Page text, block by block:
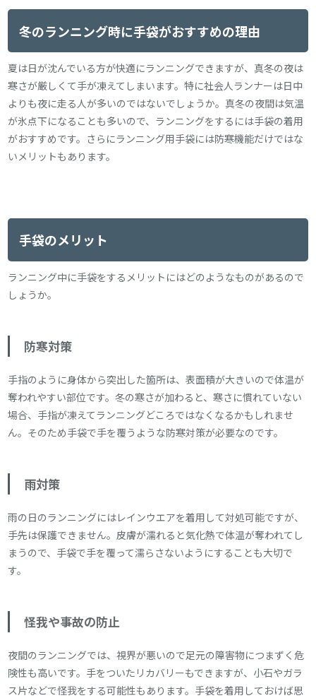
冬のランニング時に手袋がおすすめの理由
夏は日が沈んでいる方が快適にランニングできますが、真冬の夜は
寒さが厳しくて手が凍えてしまいます。特に社会人ランナーは日中
よりも夜に走る人が多いのではないでしょうか。真冬の夜間は気温
が氷点下になることも多いので、ランニングをするには手袋の着用
がおすすめです。さらにランニング用手袋には防寒機能だけではな
いメリットもあります。
手袋のメリット
ランニング中に手袋をするメリットにはどのようなものがあるので
しょうか。
防寒対策
手指のように身体から突出した箇所は、表面積が大きいので体温が
奪われやすい部位です。冬の寒さが加わると、寒さに慣れていない
場合、手指が凍えてランニングどころではなくなるかもしれませ
ん。そのため手袋で手を覆うような防寒対策が必要なのです。
雨対策
雨の日のランニングにはレインウエアを着用して対処可能ですが、
手先は保護できません。皮膚が濡れると気化熱で体温が奪われてし
まうので、手袋で手を覆って濡らさないようにすることも大切で
す。
怪我や事故の防止
夜間のランニングでは、視界が悪いので足元の障害物につまずく危
険性も高いです。手をついたリカバリーもできますが、小石やガラ
ス片などで怪我をする可能性もあります。手袋を着用しておけば思